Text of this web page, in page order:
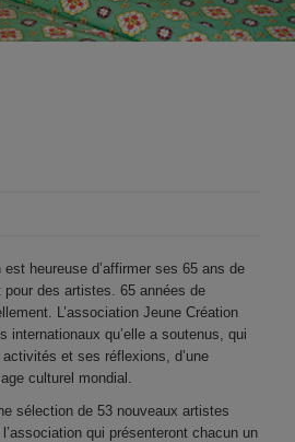
heureuse d’affirmer ses 65 ans de
des artistes. 65 années de
L’association Jeune Création
internationaux qu’elle a soutenus, qui
et ses réflexions, d’une
culturel mondial.
sélection de 53 nouveaux artistes
qui présenteront chacun un